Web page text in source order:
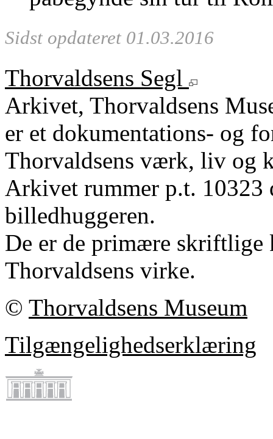
Sidst opdateret 01.03.2016
Thorvaldsens Segl
Arkivet, Thorvaldsens
er et dokumentations- og
Thorvaldsens værk, liv og
Arkivet rummer p.t.
billedhuggeren.
De er de primære
Thorvaldsens virke.
© Thorvaldsens Museum
Tilgængelighedserklæring